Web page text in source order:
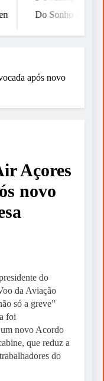
Do Sonho à Vitória
após novo
Açores
novo
do
da Aviação
só a greve”
foi
novo Acordo
que reduz a
do